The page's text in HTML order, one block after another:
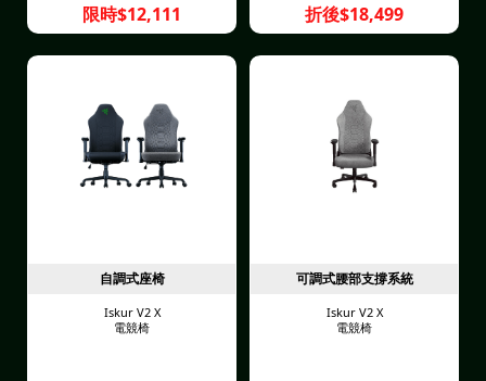
限時$12,111 折後$18,499
自調式座椅
Iskur V2 X
電競椅
可調式腰部支撐系統
Iskur V2 X
電競椅